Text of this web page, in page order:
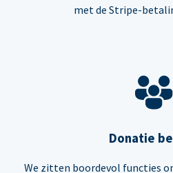
met de Stripe-
Donatie
We zitten boordevol functies